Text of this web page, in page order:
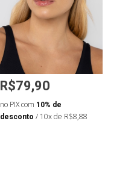
R$79,90
no PIX com 10% de
desconto / 10x de R$8,88